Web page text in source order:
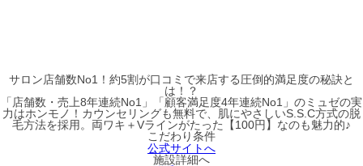
サロン店舗数No1！約5割が口コミで来店する圧倒的満足度の秘訣と
は！？
「店舗数・売上8年連続No1」「顧客満足度4年連続No1」のミュゼの実
力はホンモノ！カウンセリングも無料で、肌にやさしいS.S.C方式の脱
毛方法を採用。両ワキ＋Vラインがたった【100円】なのも魅力的♪
こだわり条件
公式サイトへ
施設詳細へ